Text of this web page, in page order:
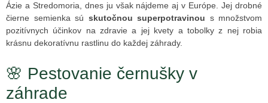
Ázie a Stredomoria, dnes ju však nájdeme aj v Európe. Jej drobné
čierne semienka sú skutočnou superpotravinou s množstvom
pozitívnych účinkov na zdravie a jej kvety a tobolky z nej robia
krásnu dekoratívnu rastlinu do každej záhrady.
🌸 Pestovanie černušky v
záhrade